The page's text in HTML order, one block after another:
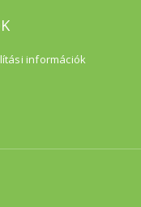
információk